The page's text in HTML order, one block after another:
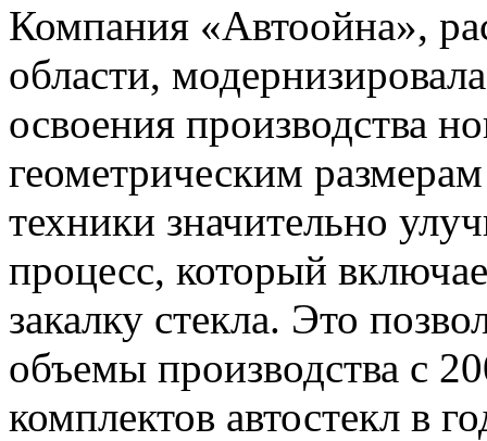
Компания «Автоойна»,
области,
освоения производства
геометрическим
техники значительно
процесс, который
закалку стекла. Это
объемы производства с
комплектов автостекл в